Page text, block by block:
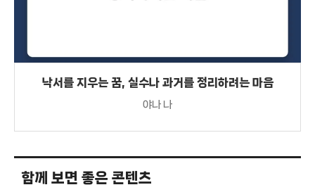
낙서를 지우는 꿈, 실수나 과거를 정리하려는 마음
야나 나
함께 보면 좋은 콘텐츠